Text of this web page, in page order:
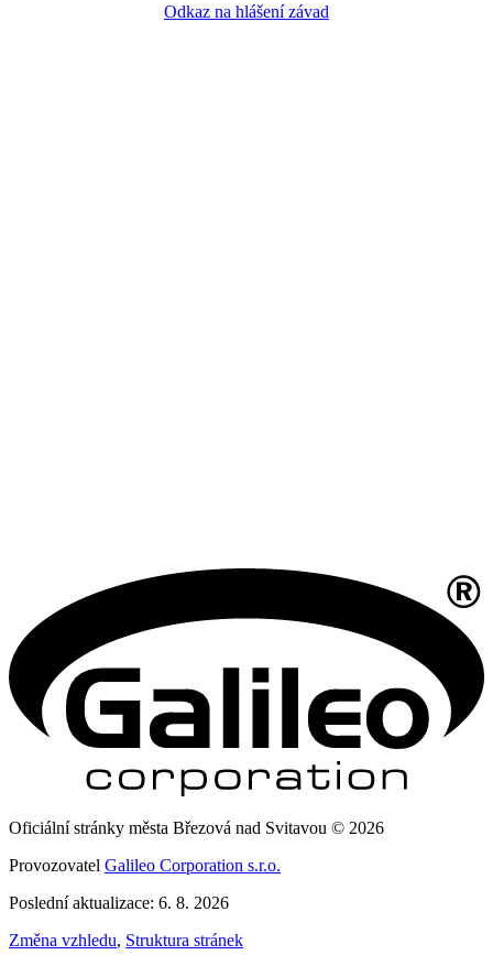
Odkaz na hlášení závad
Oficiální stránky města Březová nad Svitavou © 2026
Provozovatel Galileo Corporation s.r.o.
Poslední aktualizace: 6. 8. 2026
Změna vzhledu, Struktura stránek